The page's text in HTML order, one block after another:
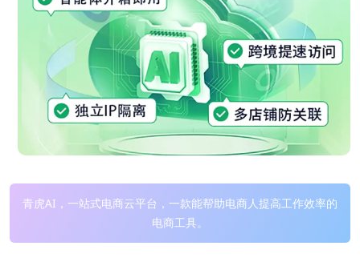
青虎AI，一站式电商云平台，一款能帮助电商人提高工作效率的
电商工具。